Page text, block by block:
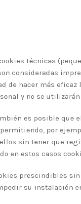
técnicas
consideradas
de hacer más
y no se
es posible que
por
sin tener que
en estos casos
prescindibles
su instalación